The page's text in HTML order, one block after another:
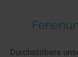
Durchstöbere